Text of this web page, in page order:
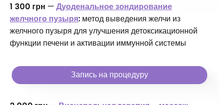
1 300 грн — Дуоденальное зондирование
желчного пузыря: метод выведения желчи из
желчного пузыря для улучшения детоксикационной
функции печени и активации иммунной системы
Запись на процедуру